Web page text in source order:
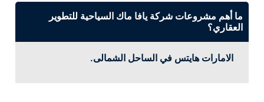
ما أهم مشروعات شركة يافا ماك السياحية للتطوير
العقاري؟
الامارات هايتس في الساحل الشمالى.